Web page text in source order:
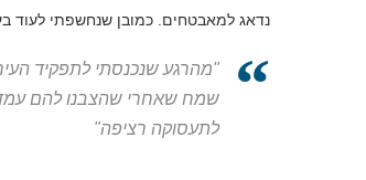
נדאג למאבטחים. כמובן שנחשפתי לעוד
"מהרגע שנכנסתי לתפקיד
שמח שאחרי שהצבנו להם
לתעסוקה רציפה"